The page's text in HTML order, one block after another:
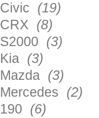
Civic (19)
CRX (8)
S2000 (3)
Kia (3)
Mazda (3)
Mercedes (2)
190 (6)